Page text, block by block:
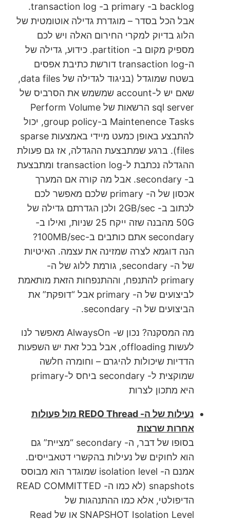
backlog ב- primary ב- transaction log.
אבל הכל בסדר – מוגדרת גדילה אוטומטית של
הלוג בדיוק למקרי החירום האלה ויש לכם
מספיק מקום ב- partition. כידוע, גדילה של
ה-transaction log דורשת כתיבת אפסים
בשטח שמוגדל (בניגוד לגדילה של data files,
שאם יש ל-account שמשמש את הסרביס של
sql server הרשאות של Perform Volume
Maintenence Tasks ב-group policy, יכול
להתבצע באופן כמעט מיידי באמצעות sparse
files). ברגע שמתבצעת ההגדלה, אז גם פעולת
ההגדלה נכתבת ל-transaction log ומתבצעת
ב- secondary. אבל מה קורה אם המערך
אכסון של ה- primary שלכם מאפשר לכם
לכתוב ב- 2GB/sec ולכן הגדרתם גדילה של
50G מהבנה שזה ייקח 25 שניות, ואילו ב-
secondary אתם כותבים ב-100MB/sec?
הנה דוגמא לצרה שמזינה את עצמה. האיטיות
של ה- secondary, גורמת ללוג של ה-
primary להתנפח, וההתנפחות הזאת מותאמת
לביצועים של ה- primary אבל “דופקת” את
הביצועים של ה- secondary.
מה המסקנה? נכון ש- AlwaysOn מאפשר לנו
לעשות offloading, אבל בכל זאת יש השפעות
הדדיות שיכולות להיגרם – וחומרה חלשה
שמוקצית ל- secondary ביחס ל-primary
היא מתכון לצרות
נעילות של ה- REDO Thread מול פעולות
אחרות שרצות
בסופו של דבר, ה- secondary “מציית” גם
הוא לחוקים של נעילות בהקשרי דטאבייסים.
אמנם ה- isolation level שמוגדר הוא מבוסס
snapshots (לא כמו ה- READ COMMITTED
הדיפולטי, אלא כמו ההתנהגות של
SNAPSHOT Isolation Level או של Read